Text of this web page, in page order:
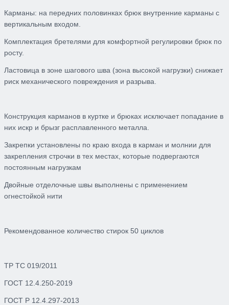
Карманы: на передних половинках брюк внутренние карманы с
вертикальным входом.
Комплектация бретелями для комфортной регулировки брюк по
росту.
Ластовица в зоне шагового шва (зона высокой нагрузки) снижает
риск механического повреждения и разрыва.
Конструкция карманов в куртке и брюках исключает попадание в
них искр и брызг расплавленного металла.
Закрепки установлены по краю входа в карман и молнии для
закрепления строчки в тех местах, которые подвергаются
постоянным нагрузкам
Двойные отделочные швы выполнены с применением
огнестойкой нити
Рекомендованное количество стирок 50 циклов
ТР ТС 019/2011
ГОСТ 12.4.250-2019
ГОСТ Р 12.4.297-2013